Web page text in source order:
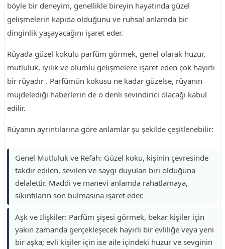
böyle bir deneyim, genellikle bireyin hayatında güzel
gelişmelerin kapıda olduğunu ve ruhsal anlamda bir
dinginlik yaşayacağını işaret eder.
Rüyada güzel kokulu parfüm görmek, genel olarak huzur,
mutluluk, iyilik ve olumlu gelişmelere işaret eden çok hayırlı
bir rüyadır . Parfümün kokusu ne kadar güzelse, rüyanın
müjdelediği haberlerin de o denli sevindirici olacağı kabul
edilir.
Rüyanın ayrıntılarına göre anlamlar şu şekilde çeşitlenebilir:
Genel Mutluluk ve Refah: Güzel koku, kişinin çevresinde
takdir edilen, sevilen ve saygı duyulan biri olduğuna
delalettir. Maddi ve manevi anlamda rahatlamaya,
sıkıntıların son bulmasına işaret eder.
Aşk ve İlişkiler: Parfüm şişesi görmek, bekar kişiler için
yakın zamanda gerçekleşecek hayırlı bir evliliğe veya yeni
bir aşka; evli kişiler için ise aile içindeki huzur ve sevginin